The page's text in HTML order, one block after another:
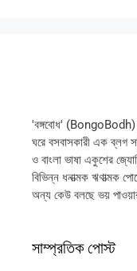
'বঙ্গবোধ' (BongoBodh)
ঘরে বসবাসকারী এক ব্লগ
ও বাংলা ভাষা একুশের
বিভিন্ন ধনাত্মক ঋণাত্মক
অন্য কেউ বলছে ভয়
সাম্প্রতিক পোস্ট